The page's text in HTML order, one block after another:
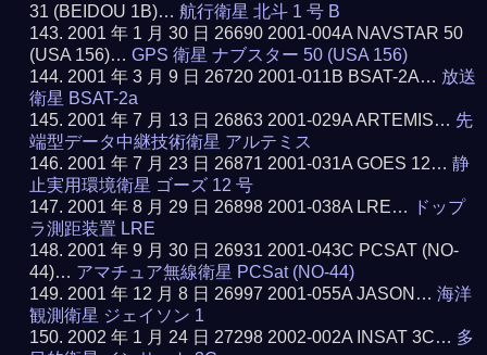
31 (BEIDOU 1B)…航行衛星 北斗 1 号 B
2001 年 1 月 30 日 26690 2001-004A NAVSTAR 50
(USA 156)…GPS 衛星 ナブスター 50 (USA 156)
2001 年 3 月 9 日 26720 2001-011B BSAT-2A… 放送
衛星 BSAT-2a
2001 年 7 月 13 日 26863 2001-029A ARTEMIS… 先
端型データ中継技術衛星 アルテミス
2001 年 7 月 23 日 26871 2001-031A GOES 12…静
止実用環境衛星 ゴーズ 12 号
2001 年 8 月 29 日 26898 2001-038A LRE…
ドップ
ラ測距装置 LRE
2001 年 9 月 30 日 26931 2001-043C PCSAT (NO-
44)… アマチュア無線衛星 PCSat (NO-44)
2001 年 12 月 8 日 26997 2001-055A JASON…海洋
観測衛星 ジェイソン 1
2002 年 1 月 24 日 27298 2002-002A INSAT 3C… 多